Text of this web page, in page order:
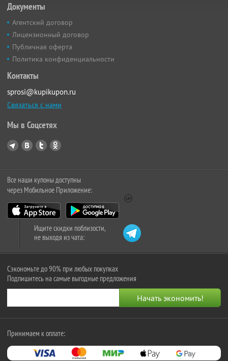
Документы
Агентский договор
Лицензионный договор
Публичная оферта
Политика конфиденциальности
Контакты
sprosi@kupikupon.ru
Связаться с нами
Мы в Соцсетях
Все наши купоны доступны
через Мобильное Приложение:
Ищите скидки поблизости,
не выходя из чата:
Сэкономьте до 90% при любых покупках
Подпишитесь на самые выгодные предложения
Принимаем к оплате: